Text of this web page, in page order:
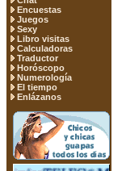
Encuestas
Juegos
Sexy
Libro visitas
Calculadoras
Traductor
Horóscopo
Numerología
El tiempo
Enlázanos